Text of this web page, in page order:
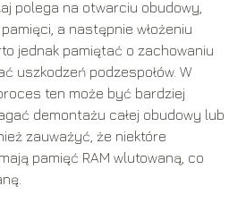
polega na otwarciu obudowy,
a następnie włożeniu
jednak pamiętać o zachowaniu
uszkodzeń podzespołów. W
ten może być bardziej
demontażu całej obudowy lub
zauważyć, że niektóre
pamięć RAM wlutowaną, co